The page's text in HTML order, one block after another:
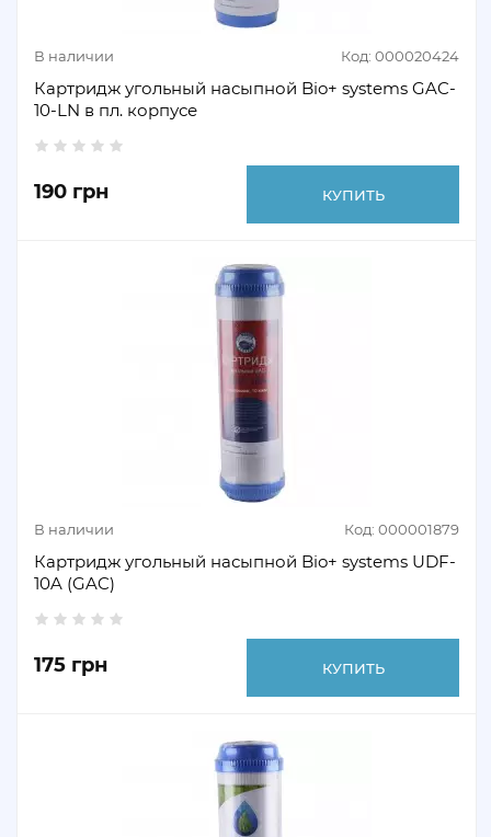
В наличии Код: 000020424
Картридж угольный насыпной Bio+ systems GAC-
10-LN в пл. корпусе
190 грн КУПИТЬ
В наличии Код: 000001879
Картридж угольный насыпной Bio+ systems UDF-
10A (GAC)
175 грн КУПИТЬ